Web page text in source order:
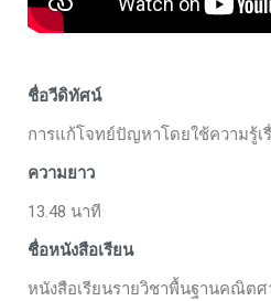
ชื่อวีดิทัศน์
การแก้โจทย์ปัญหาโดยใช้ความรู้เ
ความยาว
13.48 นาที
ชื่อหนังสือเรียน
หนังสือเรียนรายวิชาพื้นฐานคณิตศ